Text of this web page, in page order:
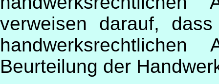
verweisen darauf,
Beurteilung der